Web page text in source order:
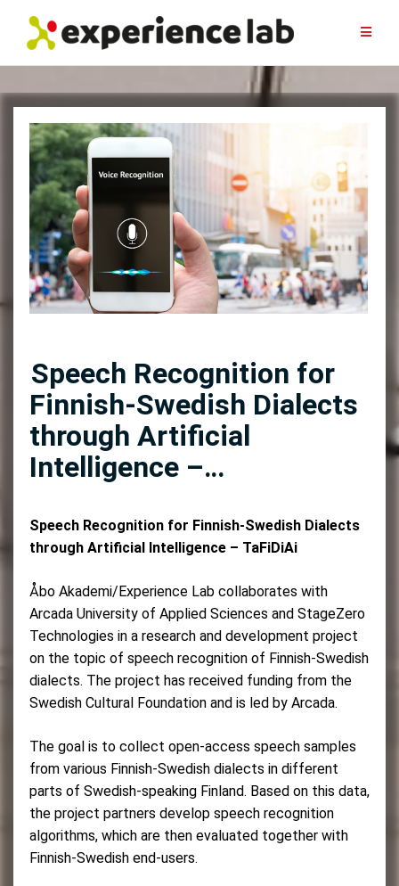
content
Speech Recognition for
Finnish-Swedish Dialects
through Artificial
Intelligence –…
Speech Recognition for Finnish-Swedish Dialects
through Artificial Intelligence – TaFiDiAi
Åbo Akademi/Experience Lab collaborates with
Arcada University of Applied Sciences and StageZero
Technologies in a research and development project
on the topic of speech recognition of Finnish-Swedish
dialects. The project has received funding from the
Swedish Cultural Foundation and is led by Arcada.
The goal is to collect open-access speech samples
from various Finnish-Swedish dialects in different
parts of Swedish-speaking Finland. Based on this data,
the project partners develop speech recognition
algorithms, which are then evaluated together with
Finnish-Swedish end-users.